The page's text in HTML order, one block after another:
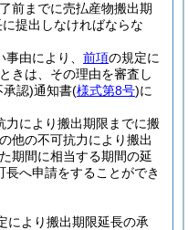
前までに売払産物搬出期
に提出しなければならな
由により、 前項の規定に
きは、その理由を審査し
承認)通知書(様式第8号)に
力により搬出期限までに搬
他の不可抗力により搬出
期間に相当する期間の延
長へ申請をすることができ
により搬出期限延長の承